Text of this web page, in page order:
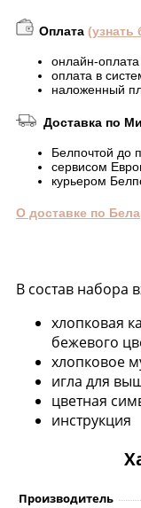
Оплата (узнать
онлайн-оплата
оплата в
наложенный
Доставка по
Белпочтой до
сервисом
курьером
О доставке по
В состав набора
хлопковая
бежевого
хлопковое
игла для
цветная
инструкция
Производитель